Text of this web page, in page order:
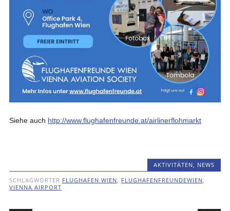
Siehe auch http://www.flughafenfreunde.at/airlinerflohmarkt
AKTIVITÄTEN
NEWS
SCHLAGWÖRTER FLUGHAFEN WIEN FLUGHAFENFREUNDEWIEN
VIENNA AIRPORT